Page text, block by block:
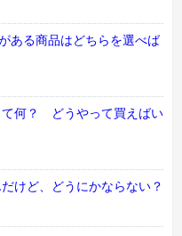
ある商品はどちらを選べば
て何？ どうやって買えばい
けど、どうにかならない？